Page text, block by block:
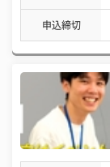
申込締切